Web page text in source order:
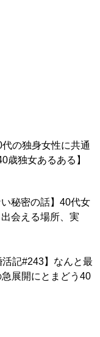
の独身女性に共通
歳独女あるある】
い秘密の話】40代女
会える場所、実
活記#243】なんと最
展開にとまどう40